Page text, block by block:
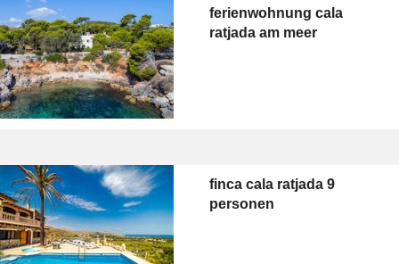
ferienwohnung cala
ratjada am meer
finca cala ratjada 9
personen